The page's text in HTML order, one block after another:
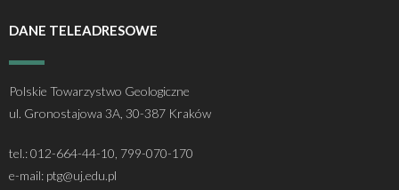
DANE TELEADRESOWE
Polskie Towarzystwo Geologiczne
ul. Gronostajowa 3A, 30-387 Kraków
tel.: 012-664-44-10, 799-070-170
e-mail: ptg@uj.edu.pl